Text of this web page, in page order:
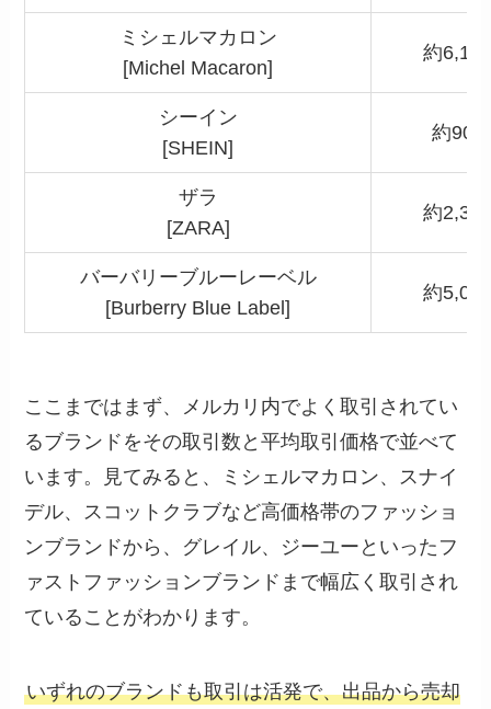
ミシェルマカロン
[Michel Macaron]
約
シーイン
[SHEIN]
約900
ザラ
[ZARA]
約
バーバリーブルーレーベル
[Burberry Blue Label]
約
ここまではまず、メルカリ内でよく取引されてい
るブランドをその取引数と平均取引価格で並べて
います。見てみると、ミシェルマカロン、スナイ
デル、スコットクラブなど高価格帯のファッショ
ンブランドから、グレイル、ジーユーといったフ
ァストファッションブランドまで幅広く取引され
ていることがわかります。
いずれのブランドも取引は活発で、出品から売却